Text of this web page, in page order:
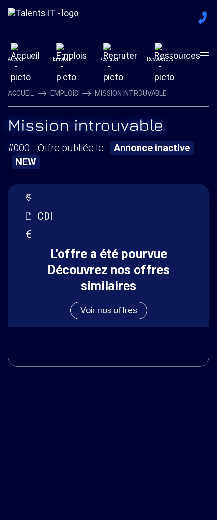
Accueil Emplois Recruter Ressources
ACCUEIL EMPLOIS MISSION INTROUVABLE
Mission introuvable
#000 - Offre publiée le
Annonce inactive
NEW
CDI
L'offre a été pourvue
Découvrez nos offres
similaires
Voir nos offres